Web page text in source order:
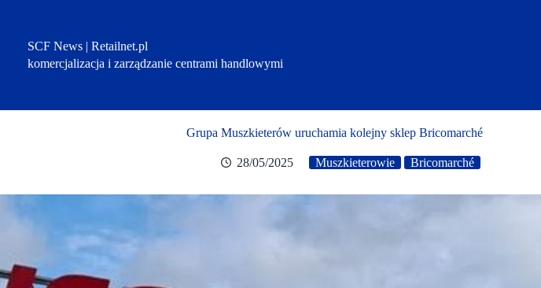
SCF News | Retailnet.pl
komercjalizacja i zarządzanie centrami handlowymi
Grupa Muszkieterów uruchamia kolejny sklep Bricomarché
28/05/2025 Muszkieterowie Bricomarché